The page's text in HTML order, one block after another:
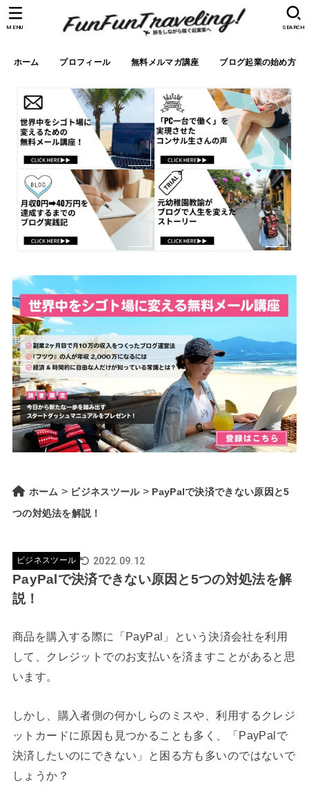
ホーム プロフィール 無料メルマガ講座 ブログ起業の始め方
SEARCH
MENU
ホーム > ビジネスツール> PayPalで決済できない原因と5
つの対処法を解説！
ビジネスツール 2022.09.12
PayPalで決済できない原因と5つの対処法を解
説！
商品を購入する際に「PayPal」という決済会社を利用
して、クレジットでのお支払いを済ますことがあると思
います。
しかし、購入者側の何かしらのミスや、利用するクレジ
ットカードに原因も見つかることも多く、「PayPalで
決済したいのにできない」と困る方も多いのではないで
しょうか？